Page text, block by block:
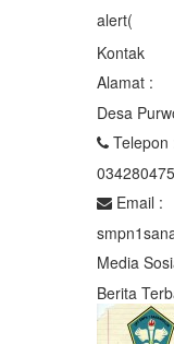
alert(
Kontak
Alamat :
Desa
Telepon
Email :
Media
Berita